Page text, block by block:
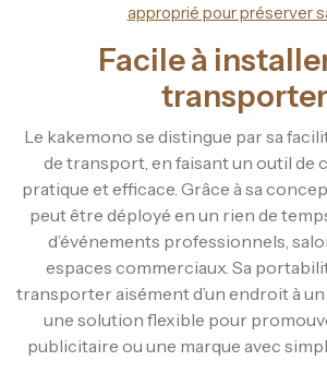
approprié pour préserver
Facile à
transporter
Le kakemono se distingue par sa
de transport, en faisant un outil de
pratique et efficace. Grâce à sa
peut être déployé en un rien de
d’événements professionnels,
espaces commerciaux. Sa
transporter aisément d’un endroit à
une solution flexible pour
publicitaire ou une marque avec